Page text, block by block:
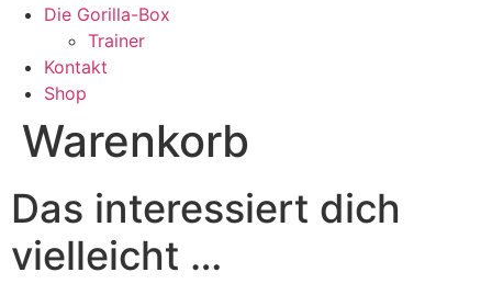
Die Gorilla-Box
Trainer
Kontakt
Shop
Warenkorb
Das interessiert dich
vielleicht …